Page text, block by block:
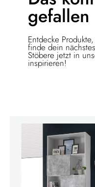
gefallen
Entdecke
finde dein
Stöbere jetzt in
inspirieren!